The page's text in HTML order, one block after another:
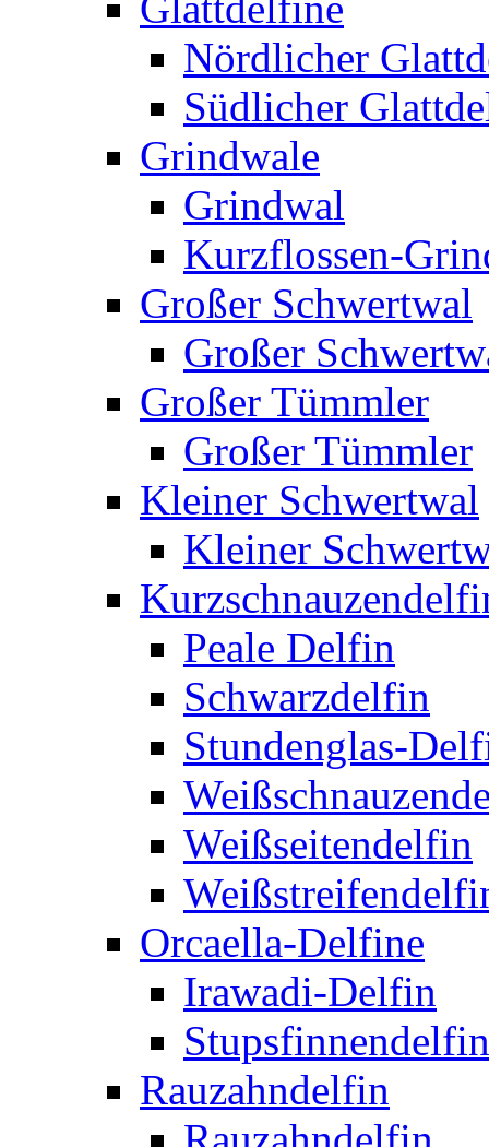
Nördlicher
Südlicher
Grindwale
Grindwal
Kurzflossen-
Großer Schwertwal
Großer
Großer Tümmler
Großer Tümmler
Kleiner Schwertwal
Kleiner
Peale Delfin
Schwarzdelfin
Stundenglas-
Weißseitendelfin
Orcaella-Delfine
Irawadi-Delfin
Stupsfinnendelfin
Rauzahndelfin